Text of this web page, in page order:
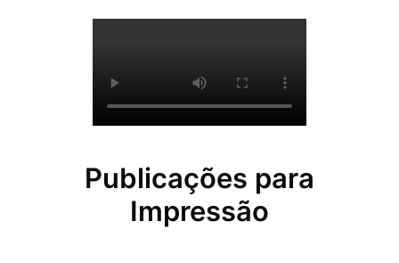
Publicações para
Impressão